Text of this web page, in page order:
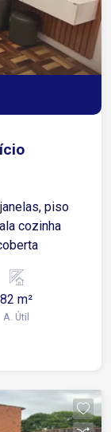
litros,
fácil
no dia
piso
82 m²
A. Útil